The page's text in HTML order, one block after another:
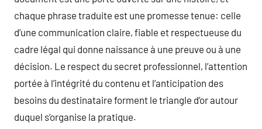
chaque phrase traduite est une promesse tenue: celle
d’une communication claire, fiable et respectueuse du
cadre légal qui donne naissance à une preuve ou à une
décision. Le respect du secret professionnel, l’attention
portée à l’intégrité du contenu et l’anticipation des
besoins du destinataire forment le triangle d’or autour
duquel s’organise la pratique.